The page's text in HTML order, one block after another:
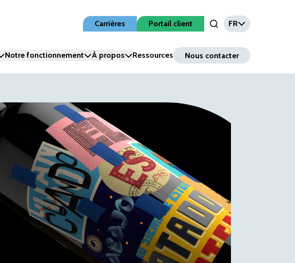
Carrières
Portail client
Open Search Input
FR
Notre fonctionnement À propos Ressources Nous contacter